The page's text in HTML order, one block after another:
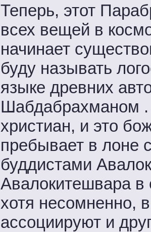
Теперь, этот
всех вещей в
начинает
буду называть
языке древних
Шабдабрахманом .
христиан, и это
пребывает в лоне
буддистами
Авалокитешвара в
хотя несомненно,
ассоциируют и